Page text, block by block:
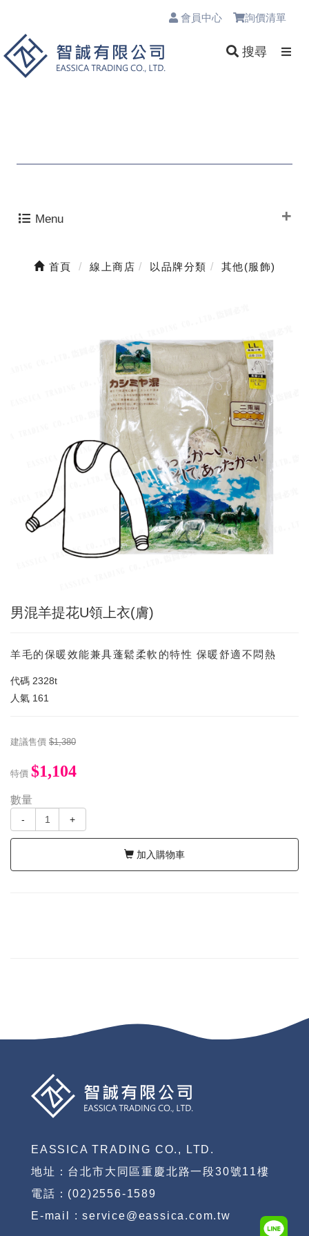
會員中心 詢價清單
搜尋
Menu
首頁 線上商店 以品牌分類 其他(服飾)
男混羊提花U領上衣(膚)
羊毛的保暖效能兼具蓬鬆柔軟的特性 保暖舒適不悶熱
代碼 2328t
人氣 161
建議售價 $1,380
特價 $1,104
數量
- +
加入購物車
EASSICA TRADING CO., LTD.
地址：台北市大同區重慶北路一段30號11樓
電話：(02)2556-1589
E-mail : service@eassica.com.tw